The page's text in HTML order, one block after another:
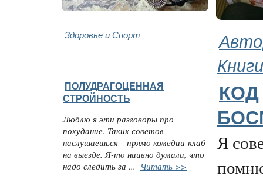
Здоровье и Спорт
Книги
ПОЛУДРАГОЦЕННАЯ
СТРОЙНОСТЬ
Люблю я эти разговоры про
похудание. Таких советов
наслушаешься – прямо комедии-клаб
на выезде. Я-то наивно думала, что
надо следить за ... Читать >>
КОД
Я